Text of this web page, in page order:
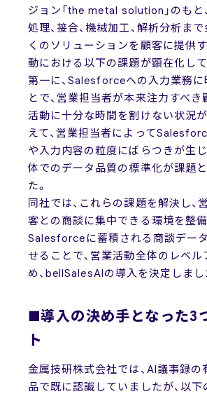
ジョン「the metal solution」のもと
処理、接合、機械加工、解析分析ま
くのソリューションを顧客に提供
動における以下の課題が顕在化して
第一に、Salesforceへの入力業務に
とで、営業担当者が本来注力すべ
活動に十分な時間を割けない状況
えて、営業担当者によって
や入力内容の粒度にばらつきが生
体でのデータ品質の標準化が課題
た。
同社では、これらの課題を解決し、
客との商談に集中できる環境を整備
Salesforceに蓄積される商談デー
せることで、営業活動全体のレベル
め、bellSalesAIの導入を決定しまし
■導入の決め手となった3
ト
金属技研株式会社では、AI議事録の
品で既に認識していましたが、以下